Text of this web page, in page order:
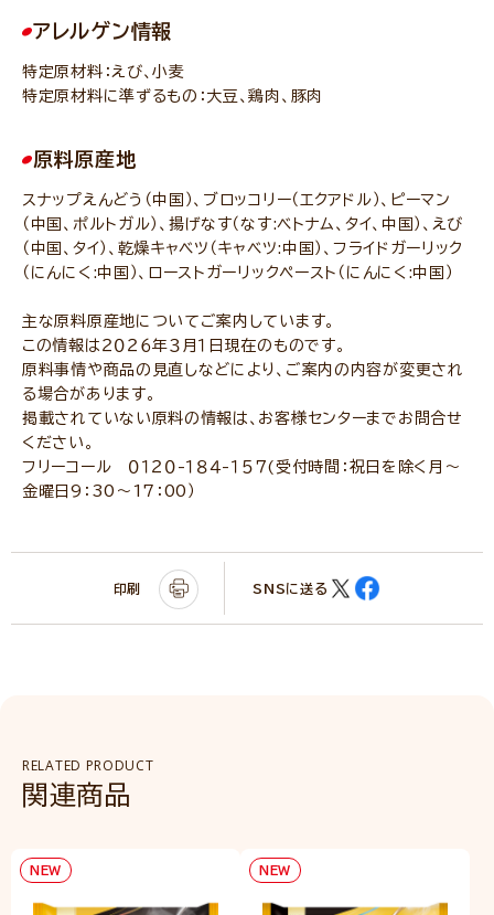
アレルゲン情報
特定原材料：えび、小麦
特定原材料に準ずるもの：大豆、鶏肉、豚肉
原料原産地
スナップえんどう（中国）、ブロッコリー（エクアドル）、ピーマン
（中国、ポルトガル）、揚げなす（なす:ベトナム、タイ、中国）、えび
（中国、タイ）、乾燥キャベツ（キャベツ:中国）、フライドガーリック
（にんにく:中国）、ローストガーリックペースト（にんにく:中国）
主な原料原産地についてご案内しています。
この情報は２０２６年３月１日現在のものです。
原料事情や商品の見直しなどにより、ご案内の内容が変更され
る場合があります。
掲載されていない原料の情報は、お客様センターまでお問合せ
ください。
フリーコール ０１２０-１８４-１５７(受付時間：祝日を除く月～
金曜日9：30～17：00）
印刷 SNSに送る
RELATED PRODUCT
関連商品
NEW NEW